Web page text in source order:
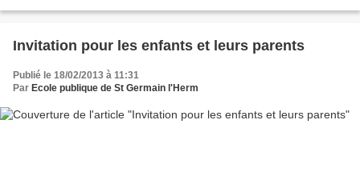
Invitation pour les enfants et leurs parents
Publié le 18/02/2013 à 11:31
Par Ecole publique de St Germain l'Herm